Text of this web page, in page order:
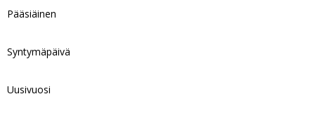
Pääsiäinen
Syntymäpäivä
Uusivuosi